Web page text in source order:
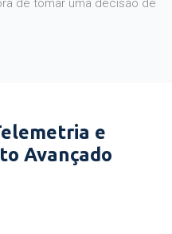
de tomar uma decisão de
e
Avançado